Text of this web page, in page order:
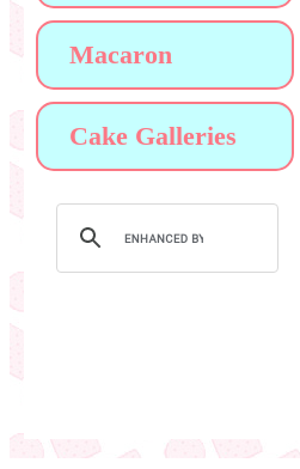
Macaron
Cake Galleries